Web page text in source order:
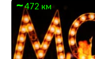
472 км